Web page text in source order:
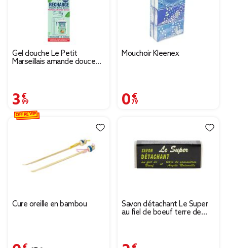
Gel douche Le Petit
Marseillais amande douce
3,99 €
Mouchoir Kleenex
0,79 €
Cure oreille en bambou
0,62 €
OFFRE VIP
Savon détachant Le Super
au fiel de boeuf terre de
2,50 €